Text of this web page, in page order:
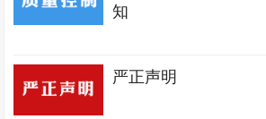
知
严正声明